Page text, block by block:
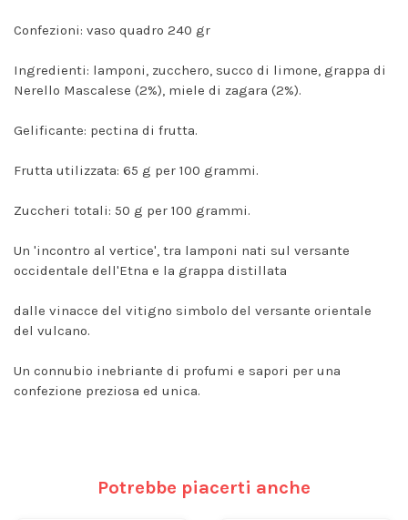
Confezioni: vaso quadro 240 gr
Ingredienti: lamponi, zucchero, succo di limone, grappa di
Nerello Mascalese (2%), miele di zagara (2%).
Gelificante: pectina di frutta.
Frutta utilizzata: 65 g per 100 grammi.
Zuccheri totali: 50 g per 100 grammi.
Un 'incontro al vertice', tra lamponi nati sul versante
occidentale dell'Etna e la grappa distillata
dalle vinacce del vitigno simbolo del versante orientale
del vulcano.
Un connubio inebriante di profumi e sapori per una
confezione preziosa ed unica.
Potrebbe piacerti anche